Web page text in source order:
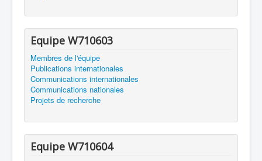
Equipe W710603
Membres de l'équipe
Publications internationales
Communications internationales
Communications nationales
Projets de recherche
Equipe W710604